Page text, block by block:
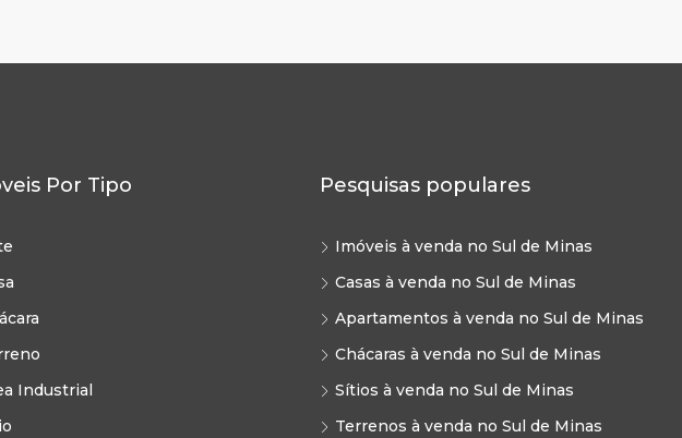
Por Tipo
Industrial
Pesquisas populares
Imóveis à venda no Sul de Minas
Casas à venda no Sul de Minas
Apartamentos à venda no Sul de Minas
Chácaras à venda no Sul de Minas
Sítios à venda no Sul de Minas
Terrenos à venda no Sul de Minas